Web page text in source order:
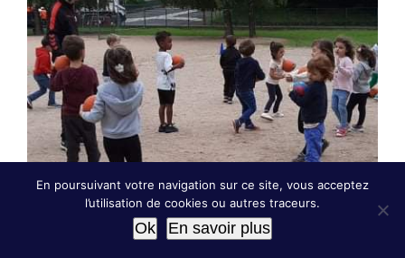
En poursuivant votre navigation sur ce site, vous acceptez
l’utilisation de cookies ou autres traceurs.
Ok En savoir plus